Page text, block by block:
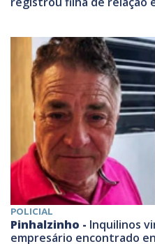
POLICIAL
Pinhalzinho - Inquilinos
empresário encontrado